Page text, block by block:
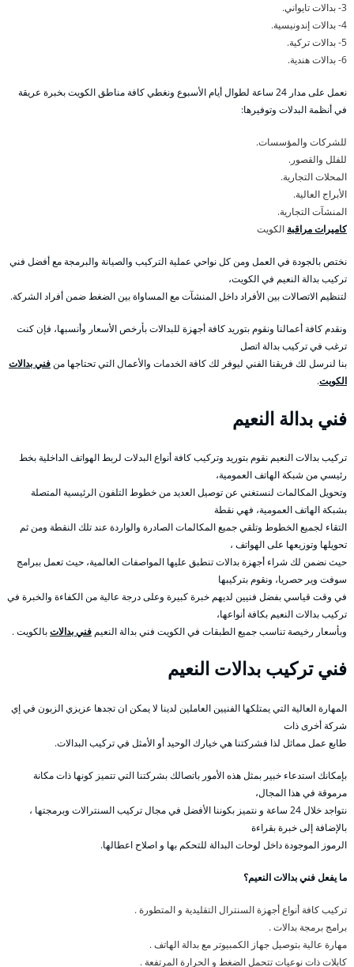
3- بدالات تايواني.
4- بدالات إندونيسية.
5- بدالات تركية.
6- بدالات هندية.
نعمل على مدار 24 ساعة لطوال أيام الأسبوع ونغطي كافة مناطق الكويت بخبرة عريقة
في أنظمة البدلات وتوفيرها:
للشركات والمؤسسات.
للفلل والقصور.
المحلات التجارية.
الأبراج العالية.
المنشآت التجارية.
كاميرات مراقبة الكويت
نختص بالجودة في العمل ومن كل نواحي عملية التركيب والصيانة والبرمجة مع أفضل فني
تركيب بدالة النعيم في الكويت،
لتنظيم الاتصالات بين الأفراد داخل المنشآت مع المساواة بين الضغط ضمن أفراد الشركة.
ونقدم كافة أعمالنا ونقوم بتوريد كافة أجهزة للبدالات بأرخص الأسعار وأنسبها، فإن كنت
ترغب في تركيب بدالة اتصل
بنا لنرسل لك فريقنا الفني ليوفر لك كافة الخدمات والأعمال التي تحتاجها منفني بدالات
الكويت.
فني بدالة النعيم
تركيب بدالات النعيم نقوم بتوريد وتركيب كافة أنواع البدلات لربط الهواتف الداخلية بخط
رئيسي من شبكة الهاتف العمومية،
وتحويل المكالمات لنستغني عن توصيل العديد من خطوط التلفون الرئيسية المتصلة
بشبكة الهاتف العمومية، فهي نقطة
التقاء لجميع الخطوط وتلقي جميع المكالمات الصادرة والواردة عند تلك النقطة ومن ثم
تحويلها وتوزيعها على الهواتف ،
حيث نضمن لك شراء أجهزة بدالات تنطبق عليها المواصفات العالمية، حيث تعمل ببرامج
سوفت وير حصريا، ونقوم بتركيبها
في وقت قياسي بفضل فنيين لديهم خبرة كبيرة وعلى درجة عالية من الكفاءة والخبرة في
تركيب بدالات النعيم بكافة أنواعها،
وبأسعار رخيصة تناسب جميع الطبقات في الكويت فني بدالة النعيم فني بدالاتبالكويت .
فني تركيب بدالات النعيم
المهارة العالية التي يمتلكها الفنيين العاملين لدينا لا يمكن ان تجدها عزيزي الزبون في إي
شركة أخرى ذات
طابع عمل مماثل لذا فشركتنا هي خيارك الوحيد أو الأمثل في تركيب البدالات.
بإمكانك استدعاء خبير بمثل هذه الأمور باتصالك بشركتنا التي تتميز كونها ذات مكانة
مرموقة في هذا المجال،
نتواجد خلال 24 ساعة و نتميز بكوننا الأفضل في مجال تركيب السنترالات وبرمجتها ،
بالإضافة إلى خبرة بقراءة
الرموز الموجودة داخل لوحات البدالة للتحكم بها و اصلاح اعطالها.
ما يفعل فني بدالات النعيم؟
تركيب كافة أنواع أجهزة السنترال التقليدية و المتطورة .
برامج برمجة بدالات .
مهارة عالية بتوصيل جهاز الكمبيوتر مع بدالة الهاتف .
كابلات ذات نوعيات تتحمل الضغط و الحرارة المرتفعة .